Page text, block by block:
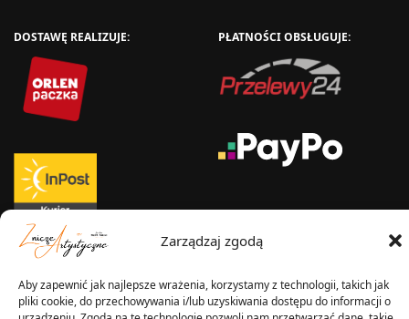
Zarządzaj zgodą
Aby zapewnić jak najlepsze wrażenia, korzystamy z technologii, takich jak
pliki cookie, do przechowywania i/lub uzyskiwania dostępu do informacji o
DOSTAWĘ REALIZUJE: PŁATNOŚCI OBSŁUGUJE:
WYSYŁKA W: